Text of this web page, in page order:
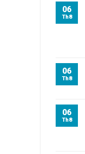
06
Th8
06
Th8
06
Th8